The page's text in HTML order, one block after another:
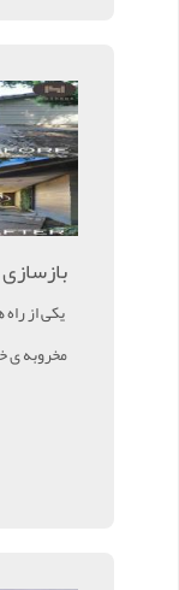
یکی از
مخروبه ی